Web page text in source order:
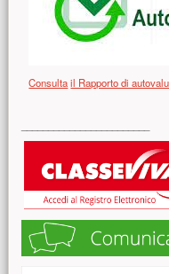
Consulta il Rapporto di
Risorse aggiuntive